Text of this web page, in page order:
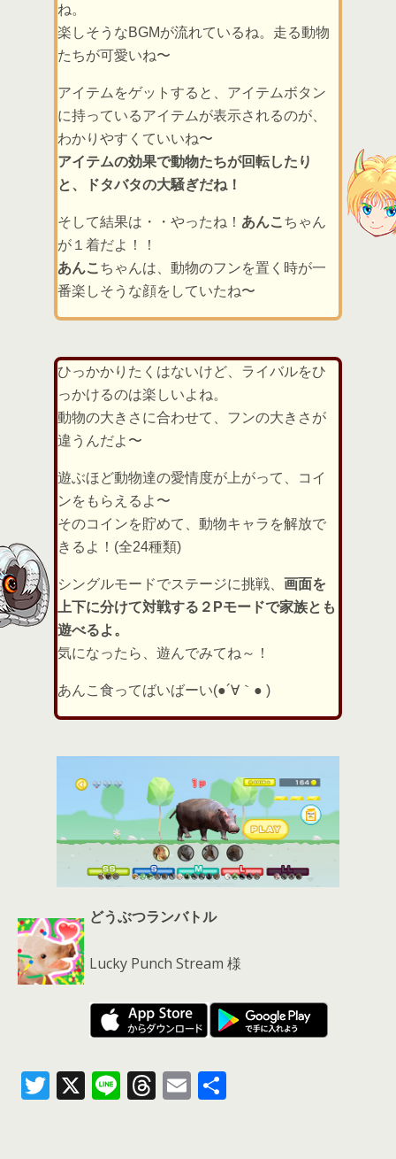
ね。
楽しそうなBGMが流れているね。走る動物
たちが可愛いね〜
アイテムをゲットすると、アイテムボタン
に持っているアイテムが表示されるのが、
わかりやすくていいね〜
アイテムの効果で動物たちが回転したり
と、ドタバタの大騒ぎだね！
そして結果は・・やったね！ あんこ ちゃん
が１着だよ！！
あんこ ちゃんは、動物のフンを置く時が一
番楽しそうな顔をしていたね〜
ひっかかりたくはないけど、ライバルをひ
っかけるのは楽しいよね。
動物の大きさに合わせて、フンの大きさが
違うんだよ〜
遊ぶほど動物達の愛情度が上がって、コイ
ンをもらえるよ〜
そのコインを貯めて、動物キャラを解放で
きるよ！(全24種類)
シングルモードでステージに挑戦、 画面を
上下に分けて対戦する２Pモードで家族とも
遊べるよ。
気になったら、遊んでみてね～！
あんこ食ってばいばーい(●´∀｀● )
どうぶつランバトル
Lucky Punch Stream 様
T
w
X Li
n
T
h
E
m